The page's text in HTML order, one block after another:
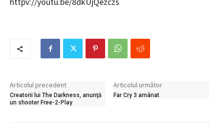
Articolul precedent
Creatorii lui The Darkness, anunţă
un shooter Free-2-Play
Articolul următor
Far Cry 3 amânat